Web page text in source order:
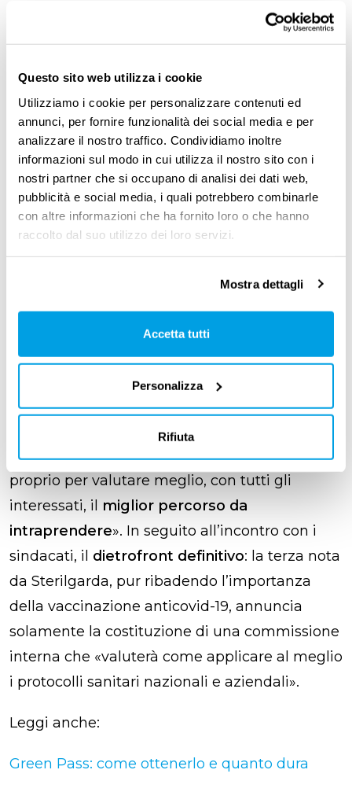
Questo sito web utilizza i cookie
Utilizziamo i cookie per personalizzare contenuti ed
annunci, per fornire funzionalità dei social media e per
analizzare il nostro traffico. Condividiamo inoltre
informazioni sul modo in cui utilizza il nostro sito con i
nostri partner che si occupano di analisi dei dati web,
pubblicità e social media, i quali potrebbero combinarle
con altre informazioni che ha fornito loro o che hanno
raccolto dal suo utilizzo dei loro servizi.
Mostra dettagli
Accetta tutti
Personalizza
Rifiuta
lavorativa». Una presa di posizione che ha
scatenato l’ira dei no vax, che hanno
La rettifica di Sterilgarda e il
passo indietro
Visto il clamore sollevato, Sterilgarda si è
affrettata a rendere pubblica unaseconda
in nessuna parte del
Abbiamo fatto presente che il
salute dei dipendentie delle loro famiglie
deve essere salvaguardato
al pari del diritto
al lavoro di ognuno. Si è scritto chesarà
avviato un tavolo di discussione
con le RSU aziendali e con il medico del lavoro
proprio per valutare meglio, con tutti gli
interessati, il miglior percorso da
intraprendere». In seguito all’incontro con i
sindacati, il dietrofront definitivo: la terza nota
da Sterilgarda, pur ribadendo l’importanza
della vaccinazione anticovid-19, annuncia
solamente la costituzione di una commissione
interna che «valuterà come applicare al meglio
i protocolli sanitari nazionali e aziendali».
Leggi anche:
Green Pass: come ottenerlo e quanto dura